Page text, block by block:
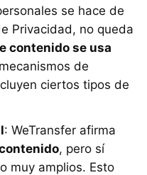
se hace de
Privacidad, no queda
contenido se usa
de
ciertos tipos de
: WeTransfer afirma
, pero sí
muy amplios. Esto